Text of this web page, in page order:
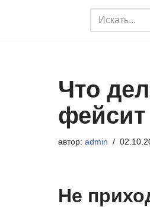
Что
фейсит
автор: admin
Не